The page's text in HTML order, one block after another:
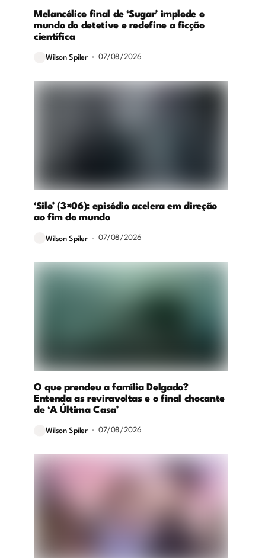
Melancólico final de ‘Sugar’ implode o
mundo do detetive e redefine a ficção
científica
Wilson Spiler 07/08/2026
‘Silo’ (3×06): episódio acelera em direção
ao fim do mundo
Wilson Spiler 07/08/2026
O que prendeu a família Delgado?
Entenda as reviravoltas e o final chocante
de ‘A Última Casa’
Wilson Spiler 07/08/2026